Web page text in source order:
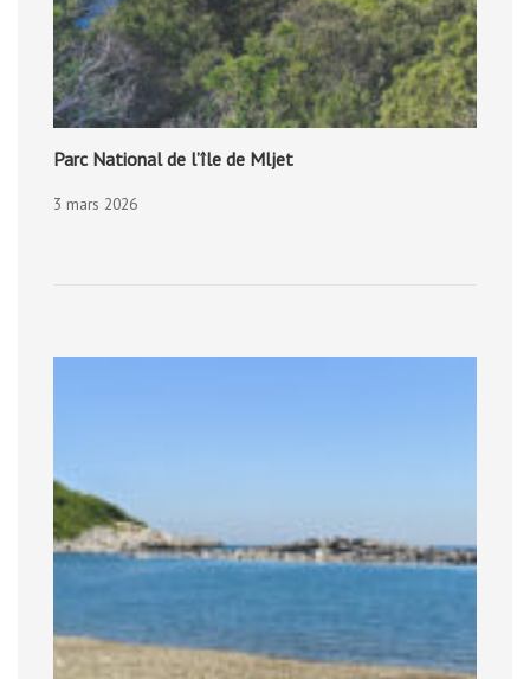
Parc National de l’île de Mljet
3 mars 2026